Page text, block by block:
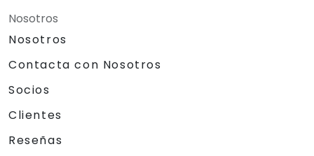
Nosotros
Nosotros
Contacta con Nosotros
Socios
Clientes
Reseñas